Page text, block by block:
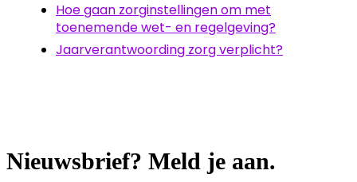
Hoe gaan zorginstellingen om met
toenemende wet- en regelgeving?
Jaarverantwoording zorg verplicht?
Nieuwsbrief? Meld je aan.